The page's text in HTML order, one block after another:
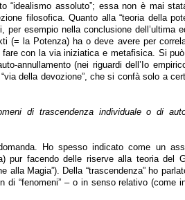
“idealismo assoluto”; essa non è mai
filosofica. Quanto alla “teoria della
esempio nella conclusione dell’ultima
(= la Potenza) ha o deve avere per
fare con la via iniziatica e metafisica. Si
annullamento (nei riguardi dell’Io
della devozione”, che si confà solo a
di trascendenza individuale o di
Ho spesso indicato come un
pur facendo delle riserve alla teoria del
alla Magia”). Della “trascendenza” ho
“fenomeni” – o in senso relativo (come